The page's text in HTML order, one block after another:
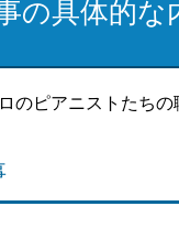
の具体的な
のピアニストたちの